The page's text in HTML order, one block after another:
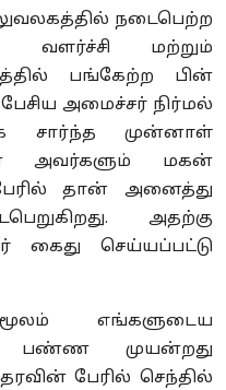
நடைபெற்ற
வளர்ச்சி மற்றும்
பங்கேற்ற பின்
அமைச்சர் நிர்மல்
சார்ந்த முன்னாள்
அவர்களும் மகன்
தான் அனைத்து
. அதற்கு
கைது செய்யப்பட்டு
எங்களுடைய
பண்ண முயன்றது
பேரில் செந்தில்